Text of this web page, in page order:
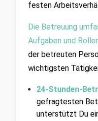
festen
Die Betreuung
Aufgaben und
der betreuten
wichtigsten
24-Stunden-
gefragtesten
unterstützt Du